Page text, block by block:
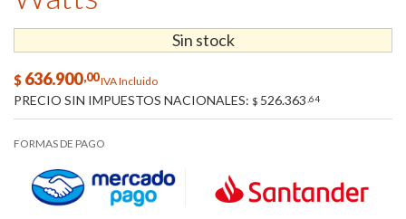
Sin stock
$ 636.900,00IVA Incluido
PRECIO SIN IMPUESTOS NACIONALES: $ 526.363 ,64
FORMAS DE PAGO